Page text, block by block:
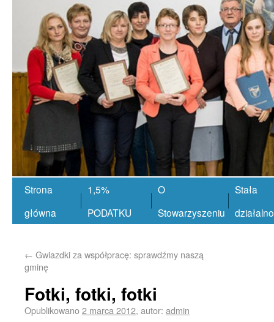
Strona
główna
1,5%
PODATKU
O
Stowarzyszeniu
Stała
← Gwiazdki za współpracę: sprawdźmy naszą
gminę
Fotki, fotki, fotki
Opublikowano2 marca 2012, autor: admin